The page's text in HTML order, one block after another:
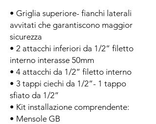
• Griglia superiore- fianchi laterali
avvitati che garantiscono maggior
sicurezza
• 2 attacchi inferiori da 1/2” filetto
interno interasse 50mm
• 4 attacchi da 1/2” filetto interno
• 3 tappi ciechi da 1/2”- 1 tappo
sfiato da 1/2”
• Kit installazione comprendente:
• Mensole GB